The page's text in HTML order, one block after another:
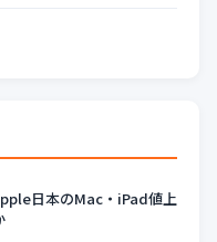
日本のMac・iPad値上